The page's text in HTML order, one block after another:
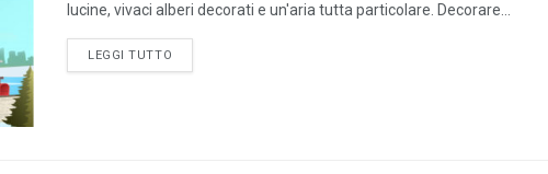
lucine, vivaci alberi decorati e un'aria tutta particolare. Decorare...
LEGGI TUTTO